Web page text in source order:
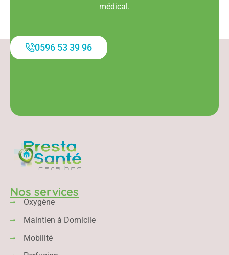
médical.
0596 53 39 96
Nos services
Oxygène
Maintien à Domicile
Mobilité